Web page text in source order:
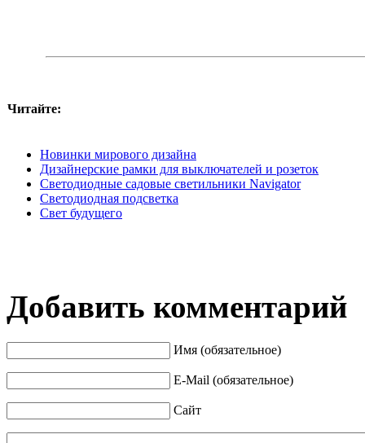
Читайте:
Новинки мирового дизайна
Дизайнерские рамки для выключателей и розеток
Светодиодные садовые светильники Navigator
Светодиодная подсветка
Свет будущего
Добавить комментарий
Имя (обязательное)
E-Mail (обязательное)
Сайт